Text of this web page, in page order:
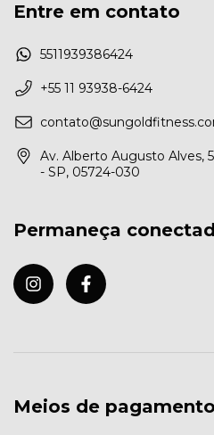
Entre em contato
5511939386424
+55 11 93938-6424
Av. Alberto Augusto Alves,
- SP, 05724-030
Permaneça
Meios de pagamento